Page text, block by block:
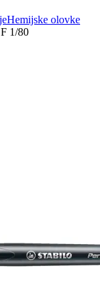
Hemijske olovke
1/80